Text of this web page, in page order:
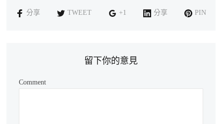
分享 TWEET +1 分享 PIN
留下你的意見
Comment